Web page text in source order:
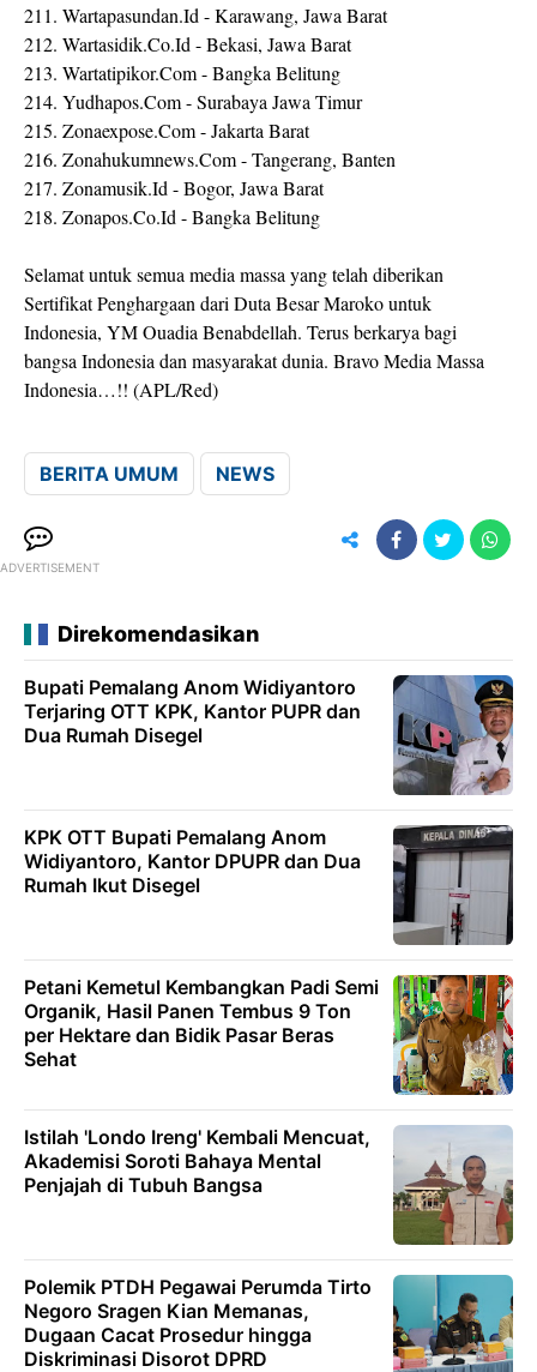
211. Wartapasundan.Id - Karawang, Jawa Barat
212. Wartasidik.Co.Id - Bekasi, Jawa Barat
213. Wartatipikor.Com - Bangka Belitung
214. Yudhapos.Com - Surabaya Jawa Timur
215. Zonaexpose.Com - Jakarta Barat
216. Zonahukumnews.Com - Tangerang, Banten
217. Zonamusik.Id - Bogor, Jawa Barat
218. Zonapos.Co.Id - Bangka Belitung
Selamat untuk semua media massa yang telah diberikan
Sertifikat Penghargaan dari Duta Besar Maroko untuk
Indonesia, YM Ouadia Benabdellah. Terus berkarya bagi
bangsa Indonesia dan masyarakat dunia. Bravo Media Massa
Indonesia…!! (APL/Red)
BERITA UMUM NEWS
ADVERTISEMENT
Direkomendasikan
Bupati Pemalang Anom Widiyantoro
Terjaring OTT KPK, Kantor PUPR dan
Dua Rumah Disegel
KPK OTT Bupati Pemalang Anom
Widiyantoro, Kantor DPUPR dan Dua
Rumah Ikut Disegel
Petani Kemetul Kembangkan Padi Semi
Organik, Hasil Panen Tembus 9 Ton
per Hektare dan Bidik Pasar Beras
Sehat
Istilah 'Londo Ireng' Kembali Mencuat,
Akademisi Soroti Bahaya Mental
Penjajah di Tubuh Bangsa
Polemik PTDH Pegawai Perumda Tirto
Negoro Sragen Kian Memanas,
Dugaan Cacat Prosedur hingga
Diskriminasi Disorot DPRD